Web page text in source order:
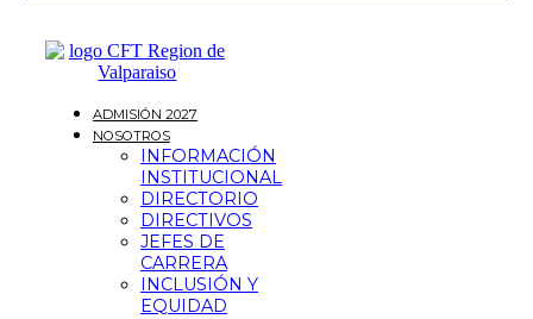
ADMISIÓN 2027
NOSOTROS
INFORMACIÓN
INSTITUCIONAL
DIRECTORIO
DIRECTIVOS
JEFES DE
CARRERA
INCLUSIÓN Y
EQUIDAD